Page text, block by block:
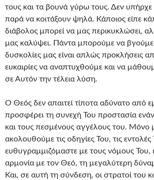
τους και τα βουνά γύρω τους. Δεν
παρά να κοιτάξουν ψηλά. Κάποιος είπε
διάβολος μπορεί να μας περικυκλώσει,
μας καλύψει. Πάντα μπορούμε να
δυσκολίες μας είναι απλώς προκλήσεις
ευκαιρίες να αναπτυχθούμε και να
σε Αυτόν την τέλεια λύση.
Ο Θεός δεν απαιτεί τίποτα αδύνατο από
προσφέρει τη συνεχή Του προστασία
και τους πεσμένους αγγέλους του. Μόνο
ακολουθούμε τις οδηγίες Του, τις
ευθυγραμμιζόμαστε με τους νόμους Του,
αρμονία με τον Θεό, τη μεγαλύτερη
Και, σε αυτή τη σύνδεση, οι στρατοί του